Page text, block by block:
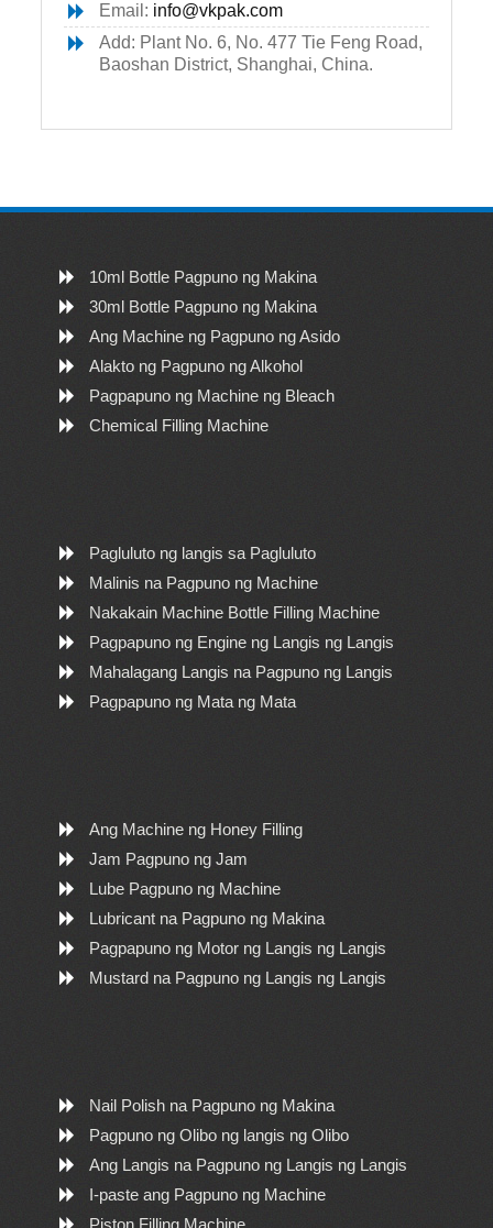
Email: info@vkpak.com
Add: Plant No. 6, No. 477 Tie Feng Road,
Baoshan District, Shanghai, China.
10ml Bottle Pagpuno ng Makina
30ml Bottle Pagpuno ng Makina
Ang Machine ng Pagpuno ng Asido
Alakto ng Pagpuno ng Alkohol
Pagpapuno ng Machine ng Bleach
Chemical Filling Machine
Pagluluto ng langis sa Pagluluto
Malinis na Pagpuno ng Machine
Nakakain Machine Bottle Filling Machine
Pagpapuno ng Engine ng Langis ng Langis
Mahalagang Langis na Pagpuno ng Langis
Pagpapuno ng Mata ng Mata
Ang Machine ng Honey Filling
Jam Pagpuno ng Jam
Lube Pagpuno ng Machine
Lubricant na Pagpuno ng Makina
Pagpapuno ng Motor ng Langis ng Langis
Mustard na Pagpuno ng Langis ng Langis
Nail Polish na Pagpuno ng Makina
Pagpuno ng Olibo ng langis ng Olibo
Ang Langis na Pagpuno ng Langis ng Langis
I-paste ang Pagpuno ng Machine